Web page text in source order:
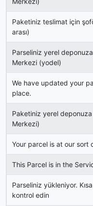
Paketiniz teslimat için
arası)
Parseliniz yerel
Merkezi (yodel)
We have updated your
place.
Paketiniz yerel deponuza
Merkezi)
Your parcel is at our sort
This Parcel is in the
Parseliniz yükleniyor.
kontrol edin